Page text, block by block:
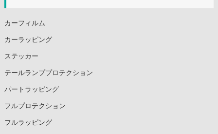
カーフィルム
カーラッピング
ステッカー
テールランププロテクション
パートラッピング
フルプロテクション
フルラッピング